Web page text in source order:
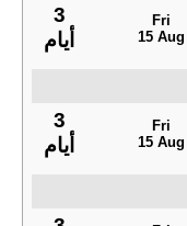
3
أيام
Fri
15 Aug
3
أيام
Fri
15 Aug